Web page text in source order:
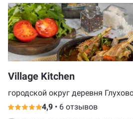
Village Kitchen
городской округ деревня
44, Красногорск
4,9 • 6 отзывов